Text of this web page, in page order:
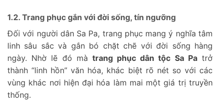
1.2. Trang phục gắn với đời sống, tín ngưỡng
Đối với người dân Sa Pa, trang phục mang ý nghĩa tâm
linh sâu sắc và gắn bó chặt chẽ với đời sống hàng
ngày. Nhờ lẽ đó mà trang phục dân tộc Sa Patrở
thành “linh hồn” văn hóa, khác biệt rõ nét so với các
vùng khác nơi hiện đại hóa làm mai một giá trị truyền
thống.